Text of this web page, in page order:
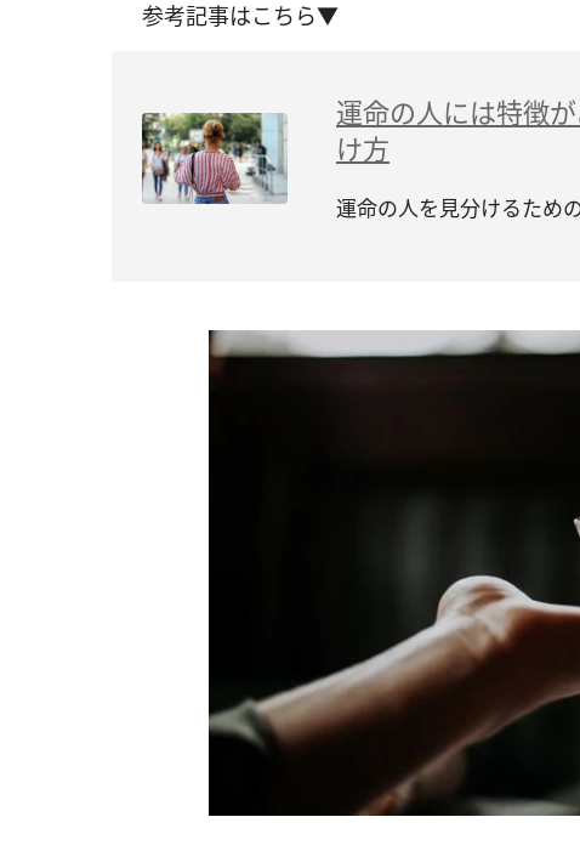
参考記事はこちら▼
運命の人には特徴
け方
運命の人を見分けるため